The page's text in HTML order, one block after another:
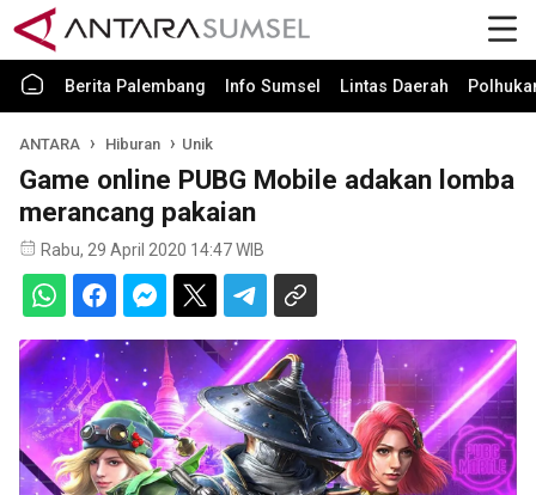
Berita Palembang Info Sumsel Lintas Daerah
ANTARA Hiburan Unik
Game online PUBG Mobile adakan lomba
merancang pakaian
Rabu, 29 April 2020 14:47 WIB